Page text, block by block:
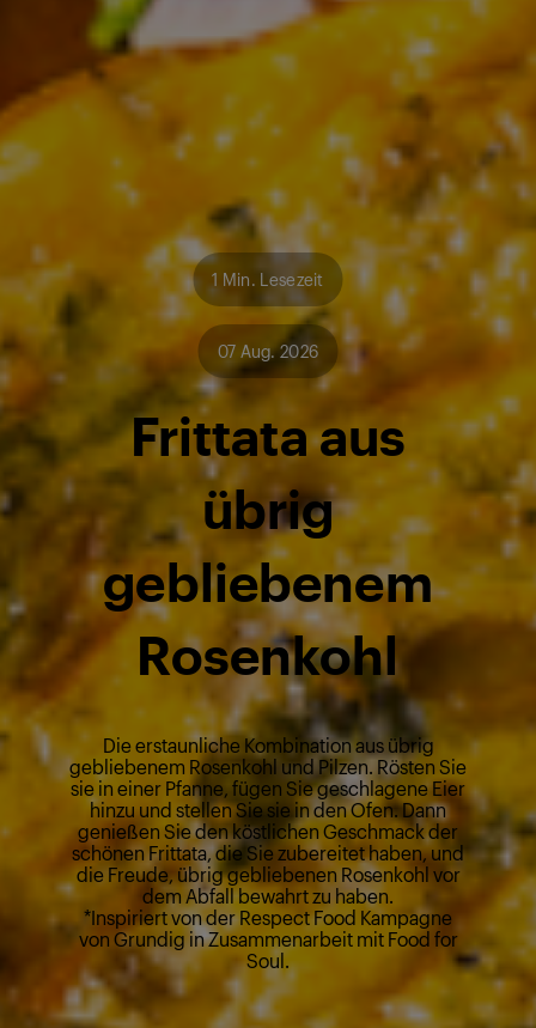
1 Min. Lesezeit
07 Aug. 2026
Frittata aus
übrig
gebliebenem
Rosenkohl
Die erstaunliche Kombination aus übrig
gebliebenem Rosenkohl und Pilzen. Rösten Sie
sie in einer Pfanne, fügen Sie geschlagene Eier
hinzu und stellen Sie sie in den Ofen. Dann
genießen Sie den köstlichen Geschmack der
schönen Frittata, die Sie zubereitet haben, und
die Freude, übrig gebliebenen Rosenkohl vor
dem Abfall bewahrt zu haben.
*Inspiriert von der Respect Food Kampagne
von Grundig in Zusammenarbeit mit Food for
Soul.